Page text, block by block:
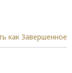
как Завершенное